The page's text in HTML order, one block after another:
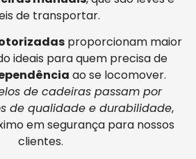
de transportar.
proporcionam maior
ideais para quem precisa de
ao se locomover.
de cadeiras passam por
de qualidade e durabilidade,
em segurança para nossos
clientes.